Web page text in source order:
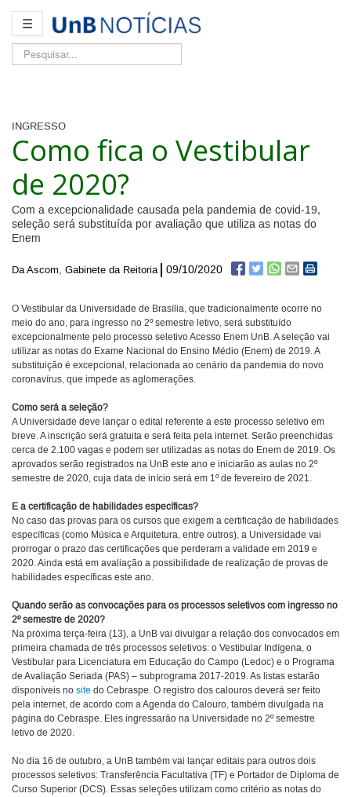
☰
Pesquisar...
INGRESSO
Como fica o Vestibular
de 2020?
Com a excepcionalidade causada pela pandemia de covid-19,
seleção será substituída por avaliação que utiliza as notas do
Enem
Da Ascom, Gabinete da Reitoria 09/10/2020
O Vestibular da Universidade de Brasília, que tradicionalmente ocorre no
meio do ano, para ingresso no 2º semestre letivo, será substituído
excepcionalmente pelo processo seletivo Acesso Enem UnB. A seleção vai
utilizar as notas do Exame Nacional do Ensino Médio (Enem) de 2019. A
substituição é excepcional, relacionada ao cenário da pandemia do novo
coronavírus, que impede as aglomerações.
Como será a seleção?
A Universidade deve lançar o edital referente a este processo seletivo em
breve. A inscrição será gratuita e será feita pela internet. Serão preenchidas
cerca de 2.100 vagas e podem ser utilizadas as notas do Enem de 2019. Os
aprovados serão registrados na UnB este ano e iniciarão as aulas no 2º
semestre de 2020, cuja data de início será em 1º de fevereiro de 2021.
E a certificação de habilidades específicas?
No caso das provas para os cursos que exigem a certificação de habilidades
específicas (como Música e Arquitetura, entre outros), a Universidade vai
prorrogar o prazo das certificações que perderam a validade em 2019 e
2020. Ainda está em avaliação a possibilidade de realização de provas de
habilidades específicas este ano.
Quando serão as convocações para os processos seletivos com ingresso no
2º semestre de 2020?
Na próxima terça-feira (13), a UnB vai divulgar a relação dos convocados em
primeira chamada de três processos seletivos: o Vestibular Indígena, o
Vestibular para Licenciatura em Educação do Campo (Ledoc) e o Programa
de Avaliação Seriada (PAS) – subprograma 2017-2019. As listas estarão
disponíveis no site do Cebraspe. O registro dos calouros deverá ser feito
pela internet, de acordo com a Agenda do Calouro, também divulgada na
página do Cebraspe. Eles ingressarão na Universidade no 2º semestre
letivo de 2020.
No dia 16 de outubro, a UnB também vai lançar editais para outros dois
processos seletivos: Transferência Facultativa (TF) e Portador de Diploma de
Curso Superior (DCS). Essas seleções utilizam como critério as notas do